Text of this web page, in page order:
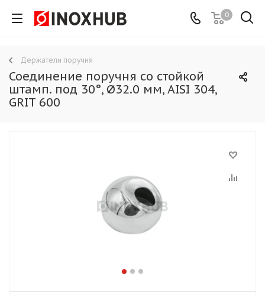
0
Держатели поручня
Соединение поручня со стойкой
штамп. под 30°, Ø32.0 мм, AISI 304,
GRIT 600